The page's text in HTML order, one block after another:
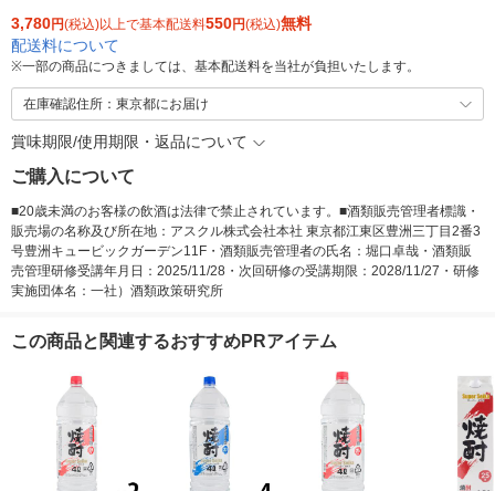
3,780円(税込)以上で基本配送料550円(税込)無料
配送料について
※一部の商品につきましては、基本配送料を当社が負担いたします。
在庫確認住所：東京都にお届け
賞味期限/使用期限・返品について
ご購入について
■20歳未満のお客様の飲酒は法律で禁止されています。■酒類販売管理者標識・
販売場の名称及び所在地：アスクル株式会社本社 東京都江東区豊洲三丁目2番3
号豊洲キュービックガーデン11F・酒類販売管理者の氏名：堀口卓哉・酒類販
売管理研修受講年月日：2025/11/28・次回研修の受講期限：2028/11/27・研修
実施団体名：一社）酒類政策研究所
この商品と関連するおすすめPRアイテム